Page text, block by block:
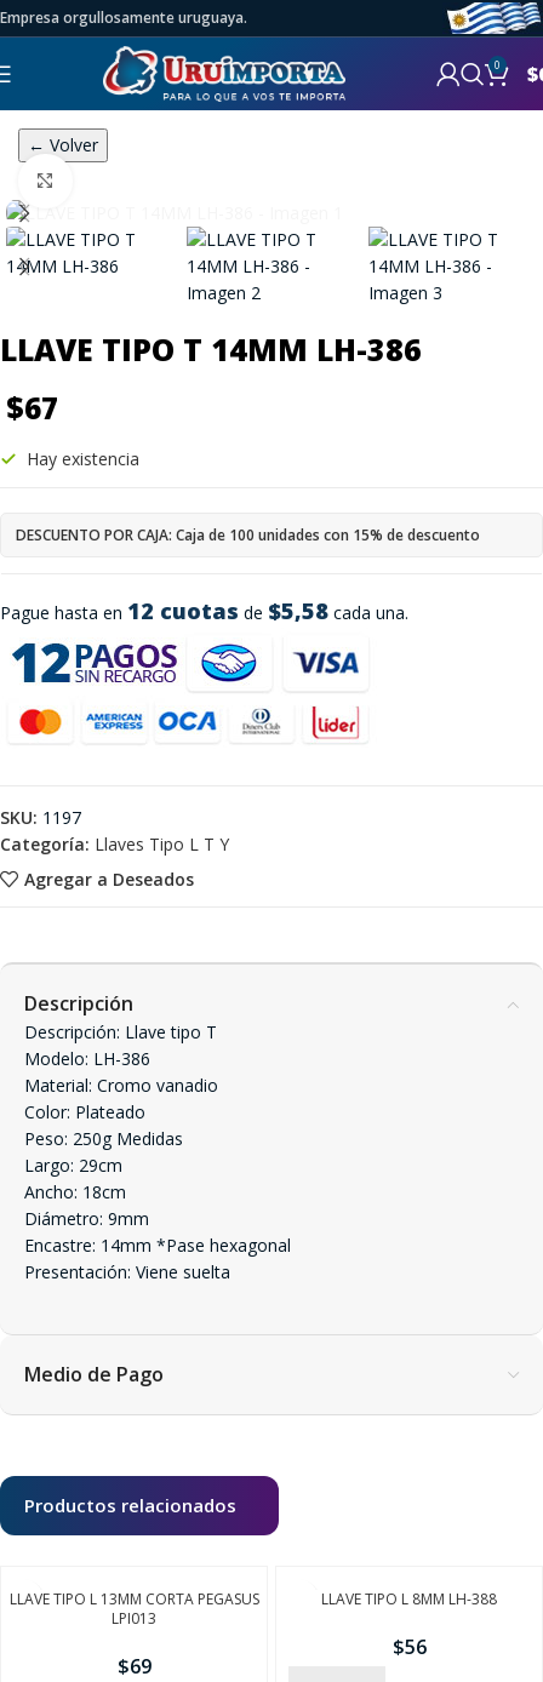
Empresa orgullosamente uruguaya.
0 $
← Volver
LLAVE TIPO T 14MM LH-386
$67
Pague hasta en 12 cuotas de $5,58 cada una.
Hay existencia
DESCUENTO POR CAJA: Caja de 100 unidades con 15% de descuento
Agregar a Deseados
SKU: 1197
Categoría: Llaves Tipo L T Y
Descripción
Descripción: Llave tipo T
Modelo: LH-386
Material: Cromo vanadio
Color: Plateado
Peso: 250g Medidas
Largo: 29cm
Ancho: 18cm
Diámetro: 9mm
Encastre: 14mm *Pase hexagonal
Presentación: Viene suelta
Medio de Pago
Productos relacionados
LLAVE TIPO L 13MM CORTA PEGASUS
LPI013
$69
LLAVE TIPO L 8MM LH-388
$56